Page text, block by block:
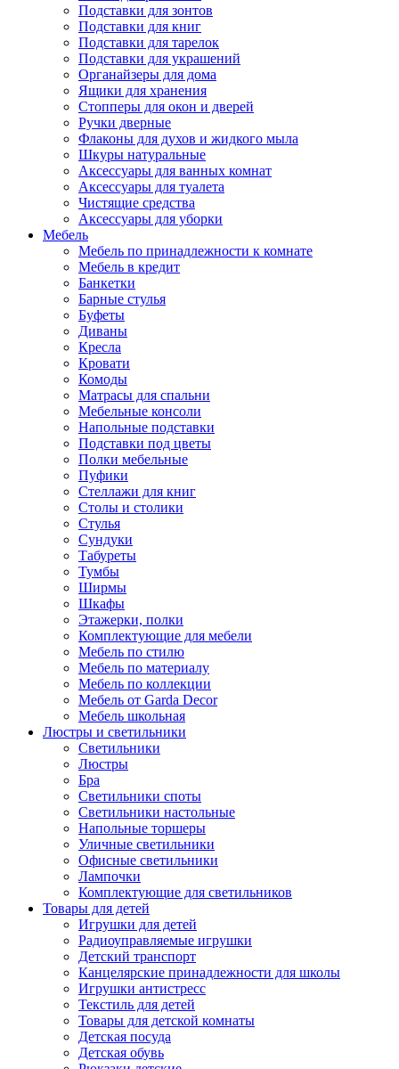
Подставки для зонтов
Подставки для книг
Подставки для тарелок
Подставки для украшений
Органайзеры для дома
Ящики для хранения
Стопперы для окон и дверей
Ручки дверные
Флаконы для духов и жидкого мыла
Шкуры натуральные
Аксессуары для ванных комнат
Аксессуары для туалета
Чистящие средства
Аксессуары для уборки
Мебель
Мебель по принадлежности к комнате
Мебель в кредит
Банкетки
Барные стулья
Буфеты
Диваны
Кресла
Кровати
Комоды
Матрасы для спальни
Мебельные консоли
Напольные подставки
Подставки под цветы
Полки мебельные
Пуфики
Стеллажи для книг
Столы и столики
Стулья
Сундуки
Табуреты
Тумбы
Ширмы
Шкафы
Этажерки, полки
Комплектующие для мебели
Мебель по стилю
Мебель по материалу
Мебель по коллекции
Мебель от Garda Decor
Мебель школьная
Люстры и светильники
Светильники
Люстры
Бра
Светильники споты
Светильники настольные
Напольные торшеры
Уличные светильники
Офисные светильники
Лампочки
Комплектующие для светильников
Товары для детей
Игрушки для детей
Радиоуправляемые игрушки
Детский транспорт
Канцелярские принадлежности для школы
Игрушки антистресс
Текстиль для детей
Товары для детской комнаты
Детская посуда
Детская обувь